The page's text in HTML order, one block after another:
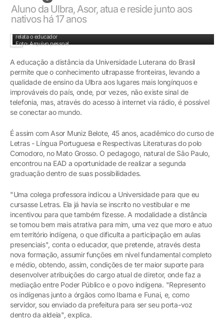
Aluno da Ulbra, Asor, atua e reside junto aos
nativos há 17 anos
relata o educador
Foto: Arquivo pessoal
A educação a distância da Universidade Luterana do Brasil
permite que o conhecimento ultrapasse fronteiras, levando a
qualidade de ensino da Ulbra aos lugares mais longínquos e
improváveis do país, onde, por vezes, não existe sinal de
telefonia, mas, através do acesso à internet via rádio, é possível
se conectar ao mundo.
É assim com Asor Muniz Belote, 45 anos, acadêmico do curso de
Letras - Língua Portuguesa e Respectivas Literaturas do polo
Comodoro, no Mato Grosso. O pedagogo, natural de São Paulo,
encontrou na EAD a oportunidade de realizar a segunda
graduação dentro de suas possibilidades.
"Uma colega professora indicou a Universidade para que eu
cursasse Letras. Ela já havia se inscrito no vestibular e me
incentivou para que também fizesse. A modalidade a distância
se tornou bem mais atrativa para mim, uma vez que moro e atuo
em território indígena, o que dificulta a participação em aulas
presenciais", conta o educador, que pretende, através desta
nova formação, assumir funções em nível fundamental completo
e médio, obtendo, assim, condições de ter maior suporte para
desenvolver atribuições do cargo atual de diretor, onde faz a
mediação entre Poder Público e o povo indígena. "Represento
os indígenas junto a órgãos como Ibama e Funai, e, como
servidor, sou enviado da prefeitura para ser seu porta-voz
dentro da aldeia", explica.